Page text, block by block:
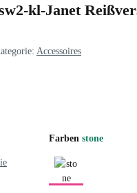
kl-Janet
Accessoires
Farben stone